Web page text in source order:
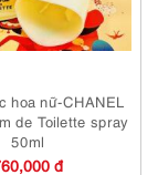
hoa nữ-CHANEL
de Toilette spray
50ml
đ